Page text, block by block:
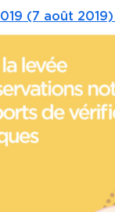
(7 août 2019)